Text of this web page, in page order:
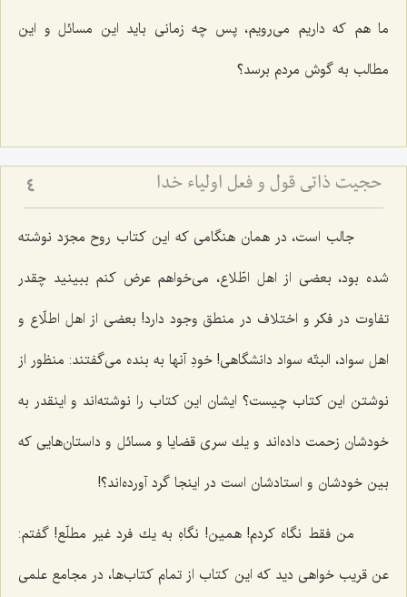
ما هم كه داریم می‌رویم، پس چه زمانی باید این مسائل و این
مطالب به گوش مردم برسد؟
حجیت ذاتی قول و فعل اولیاء خدا 4
جالب است، در همان هنگامی كه این كتاب روح مجرّد نوشته
شده بود، بعضی از اهل اطّلاع، می‌خواهم عرض كنم ببینید چقدر
تفاوت در فكر و اختلاف در منطق وجود دارد! بعضی از اهل اطلّاع و
اهل سواد، البتّه سواد دانشگاهی! خودِ آنها به بنده می‌گفتند: منظور از
نوشتن این كتاب چیست؟ ایشان این كتاب را نوشته‌اند و اینقدر به
خودشان زحمت داده‌اند و یك سری قضایا و مسائل و داستان‌هایی كه
بین خودشان و استادشان است در اینجا گرد آورده‌اند؟!
من فقط نگاه كردم! همین! نگاهِ به یك فرد غیر مطلّع! گفتم:
عن قریب خواهی دید كه این كتاب از تمام كتاب‌ها، در مجامع علمی